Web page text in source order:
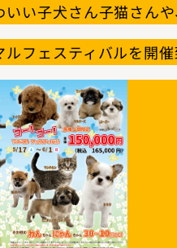
いい子犬さん子猫さん
フェスティバルを開催